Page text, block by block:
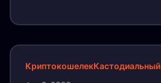
КриптокошелекКастодиальный